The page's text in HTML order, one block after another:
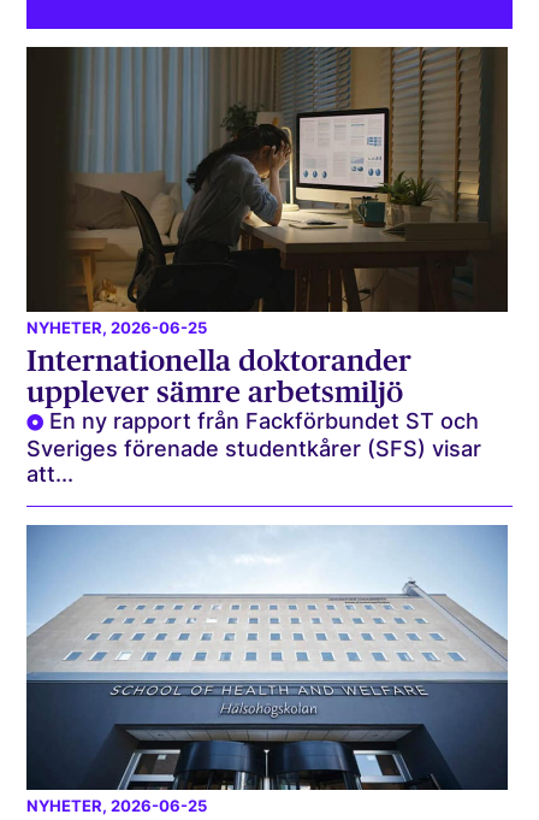
NYHETER, 2026-06-25
Internationella doktorander
upplever sämre arbetsmiljö
En ny rapport från Fackförbundet ST och
Sveriges förenade studentkårer (SFS) visar
att...
NYHETER, 2026-06-25